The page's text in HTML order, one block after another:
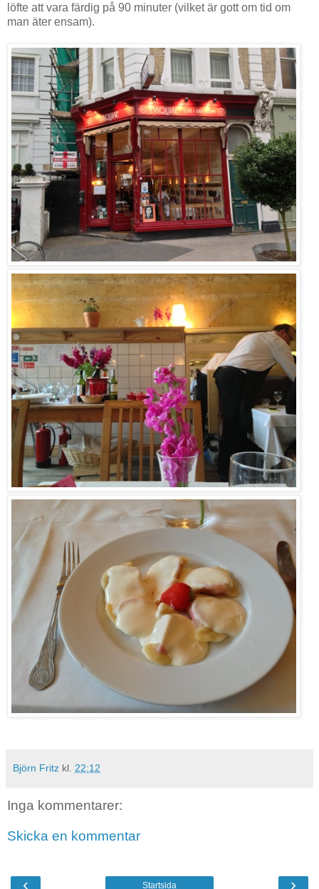
löfte att vara färdig på 90 minuter (vilket är gott om tid om
man äter ensam).
Björn Fritz kl. 22:12
Inga kommentarer:
Skicka en kommentar
‹ ›
Startsida